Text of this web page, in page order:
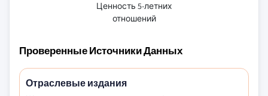
Ценность 5-летних
отношений
Проверенные Источники Данных
Отраслевые издания